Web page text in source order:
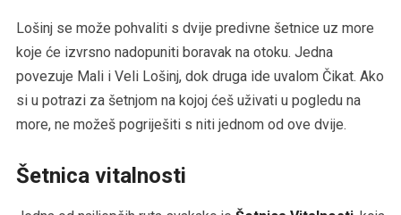
Lošinj se može pohvaliti s dvije predivne šetnice uz more
koje će izvrsno nadopuniti boravak na otoku. Jedna
povezuje Mali i Veli Lošinj, dok druga ide uvalom Čikat. Ako
si u potrazi za šetnjom na kojoj ćeš uživati u pogledu na
more, ne možeš pogriješiti s niti jednom od ove dvije.
Šetnica vitalnosti